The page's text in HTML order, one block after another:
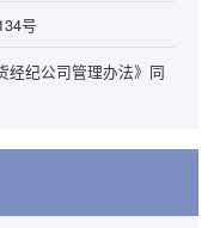
号
经纪公司管理办法》同